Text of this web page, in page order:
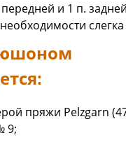
и 1 п.
пряжи Pelzgarn
9;